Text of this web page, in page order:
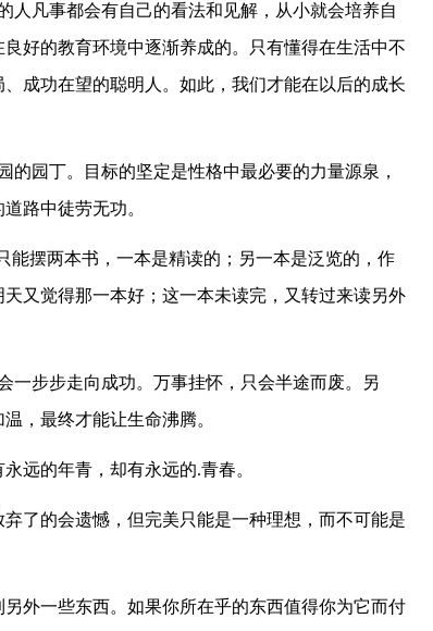
人凡事都会有自己的看法和见解，从小就会培养自
好的教育环境中逐渐养成的。只有懂得在生活中不
成功在望的聪明人。如此，我们才能在以后的成长
的园丁。目标的坚定是性格中最必要的力量源泉，
路中徒劳无功。
摆两本书，一本是精读的；另一本是泛览的，作
又觉得那一本好；这一本未读完，又转过来读另外
一步步走向成功。万事挂怀，只会半途而废。另
，最终才能让生命沸腾。
远的年青，却有永远的.青春。
了的会遗憾，但完美只能是一种理想，而不可能是
外一些东西。如果你所在乎的东西值得你为它而付